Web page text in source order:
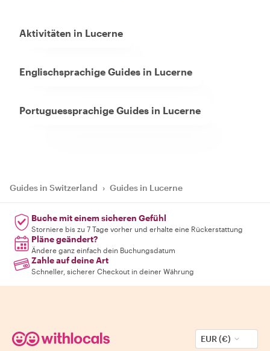
Aktivitäten in Lucerne
Englischsprachige Guides in Lucerne
Portuguessprachige Guides in Lucerne
Guides in Switzerland › Guides in Lucerne
Buche mit einem sicheren Gefühl
Storniere bis zu 7 Tage vorher und erhalte eine Rückerstattung
Pläne geändert?
Ändere ganz einfach dein Buchungsdatum
Zahle auf deine Art
Schneller, sicherer Checkout in deiner Währung
EUR (€)